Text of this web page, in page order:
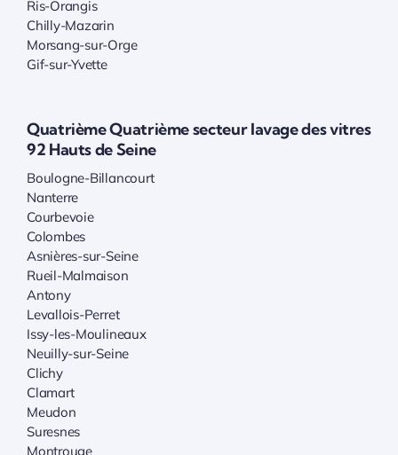
Ris-Orangis
Chilly-Mazarin
Morsang-sur-Orge
Gif-sur-Yvette
Quatrième Quatrième secteur lavage des vitres
92 Hauts de Seine
Boulogne-Billancourt
Nanterre
Courbevoie
Colombes
Asnières-sur-Seine
Rueil-Malmaison
Antony
Levallois-Perret
Issy-les-Moulineaux
Neuilly-sur-Seine
Clichy
Clamart
Meudon
Suresnes
Montrouge